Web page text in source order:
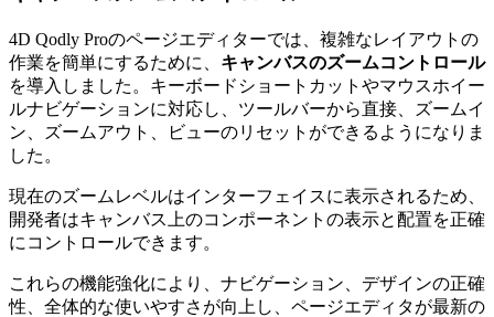
4D Qodly Proのページエディターでは、複雑なレイアウトの
作業を簡単にするために、 キャンバスのズームコントロール
を導入しました。キーボードショートカットやマウスホイー
ルナビゲーションに対応し、ツールバーから直接、ズームイ
ン、ズームアウト、ビューのリセットができるようになりま
した。
現在のズームレベルはインターフェイスに表示されるため、
開発者はキャンバス上のコンポーネントの表示と配置を正確
にコントロールできます。
これらの機能強化により、ナビゲーション、デザインの正確
性、全体的な使いやすさが向上し、ページエディタが最新の